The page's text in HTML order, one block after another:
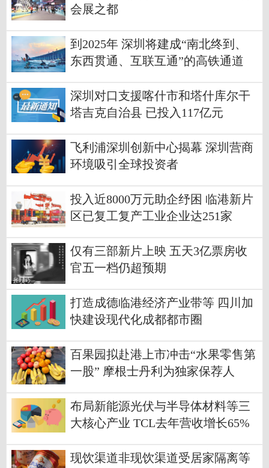
会展之都
到2025年 深圳将建成“南北终到、
东西贯通、互联互通”的高铁通道
深圳对口支援喀什市和塔什库尔干
塔吉克自治县 已投入117亿元
飞利浦深圳创新中心揭幕 深圳营商
环境吸引全球投资者
投入近8000万元助企纾困 临港新片
区已复工复产工业企业达251家
仅有三部新片上映 五天3亿票房收
官五一档仍超预期
打造成德临港经济产业带等 四川加
快建设现代化成都都市圈
百果园拟赴港上市冲击“水果零售第
一股” 摩根士丹利为独家保荐人
布局新能源光伏与半导体材料等三
大核心产业 TCL去年营收增长65%
现饮渠道非现饮渠道受居家隔离等